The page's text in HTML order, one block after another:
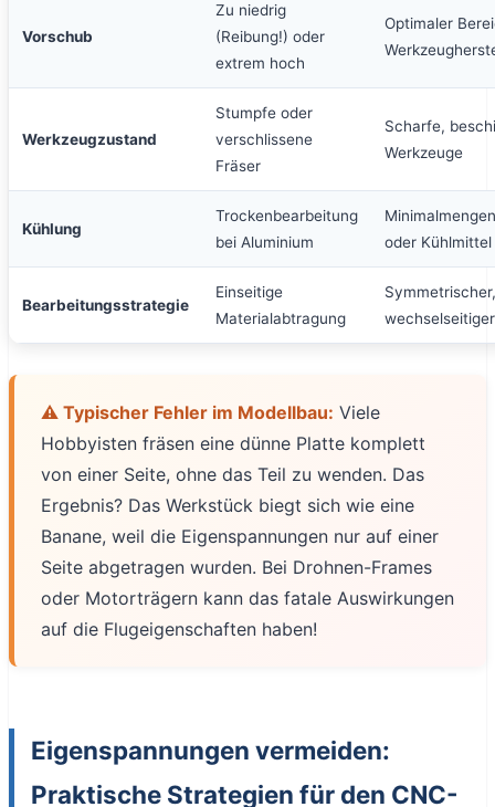
Vorschub
Zu niedrig
(Reibung!) oder
extrem hoch
Optimaler
Werkzeugzustand
Stumpfe oder
verschlissene
Fräser
Scharfe,
Werkzeuge
Kühlung
Trockenbearbeitung
bei Aluminium
oder Kühlmittel
Bearbeitungsstrategie
Einseitige
Materialabtragung
Symmetrischer,
⚠️ Typischer Fehler im Modellbau: Viele
Hobbyisten fräsen eine dünne Platte komplett
von einer Seite, ohne das Teil zu wenden. Das
Ergebnis? Das Werkstück biegt sich wie eine
Banane, weil die Eigenspannungen nur auf einer
Seite abgetragen wurden. Bei Drohnen-Frames
oder Motorträgern kann das fatale Auswirkungen
auf die Flugeigenschaften haben!
Eigenspannungen vermeiden:
Praktische Strategien für den CNC-